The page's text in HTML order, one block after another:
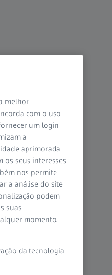
melhor
com o uso
um login
a
aprimorada
os seus interesses
nos permite
a análise do site
podem
suas
momento.
da tecnologia